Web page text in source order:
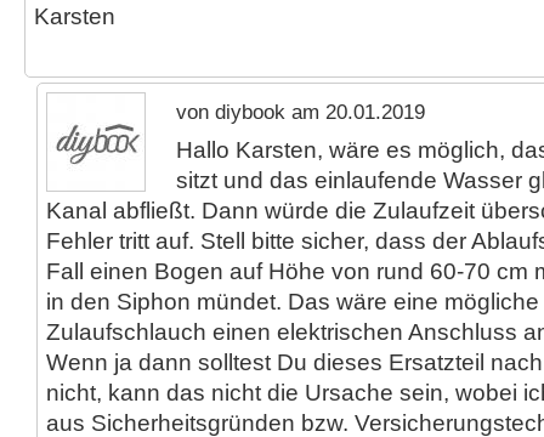
Karsten
von diybook am 20.01.2019
Hallo Karsten, wäre es möglich,
sitzt und das einlaufende Wasser
Kanal abfließt. Dann würde die Zulaufzeit
Fehler tritt auf. Stell bitte sicher, dass der
Fall einen Bogen auf Höhe von rund 60-70 cm
in den Siphon mündet. Das wäre eine
Zulaufschlauch einen elektrischen Anschluss
Wenn ja dann solltest Du dieses Ersatzteil
nicht, kann das nicht die Ursache sein, wobei
aus Sicherheitsgründen bzw.